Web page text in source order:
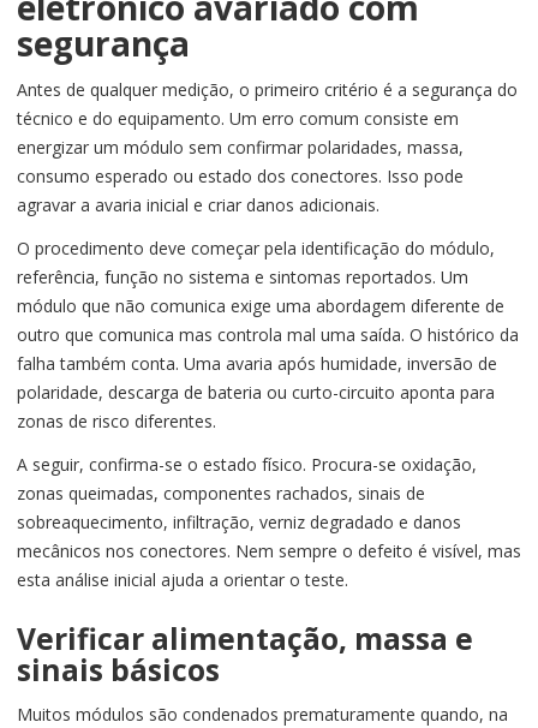
segurança
Antes de qualquer medição, o primeiro critério é a segurança do
técnico e do equipamento. Um erro comum consiste em
energizar um módulo sem confirmar polaridades, massa,
consumo esperado ou estado dos conectores. Isso pode
agravar a avaria inicial e criar danos adicionais.
O procedimento deve começar pela identificação do módulo,
referência, função no sistema e sintomas reportados. Um
módulo que não comunica exige uma abordagem diferente de
outro que comunica mas controla mal uma saída. O histórico da
falha também conta. Uma avaria após humidade, inversão de
polaridade, descarga de bateria ou curto-circuito aponta para
zonas de risco diferentes.
A seguir, confirma-se o estado físico. Procura-se oxidação,
zonas queimadas, componentes rachados, sinais de
sobreaquecimento, infiltração, verniz degradado e danos
mecânicos nos conectores. Nem sempre o defeito é visível, mas
esta análise inicial ajuda a orientar o teste.
Verificar alimentação, massa e
sinais básicos
Muitos módulos são condenados prematuramente quando, na